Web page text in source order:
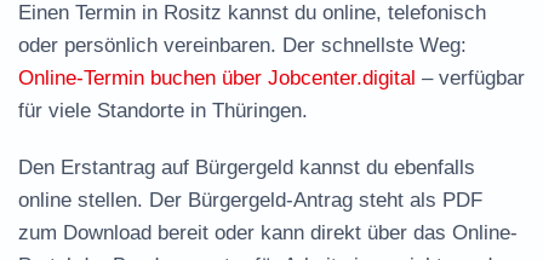
Einen Termin in Rositz kannst du online, telefonisch
oder persönlich vereinbaren. Der schnellste Weg:
Online-Termin buchen über Jobcenter.digital – verfügbar
für viele Standorte in Thüringen.
Den Erstantrag auf Bürgergeld kannst du ebenfalls
online stellen. Der Bürgergeld-Antrag steht als PDF
zum Download bereit oder kann direkt über das Online-